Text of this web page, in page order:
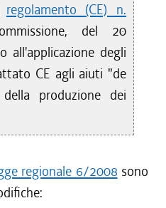
regolamento (CE) n.
del 20
all'applicazione degli
CE agli aiuti "de
produzione dei
regionale 6/2008 sono